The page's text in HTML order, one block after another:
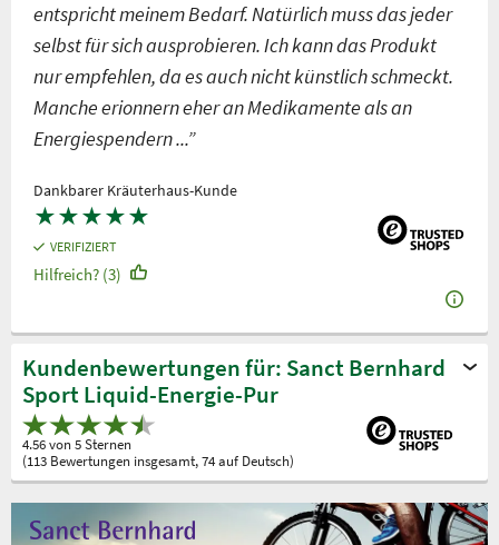
entspricht meinem Bedarf. Natürlich muss das jeder
selbst für sich ausprobieren. Ich kann das Produkt
nur empfehlen, da es auch nicht künstlich schmeckt.
Manche erionnern eher an Medikamente als an
Energiespendern ...”
Dankbarer Kräuterhaus-Kunde
★★★★★
VERIFIZIERT
Hilfreich? (3)
Kundenbewertungen für: Sanct Bernhard
Sport Liquid-Energie-Pur
4.56 von 5 Sternen
(113 Bewertungen insgesamt, 74 auf Deutsch)